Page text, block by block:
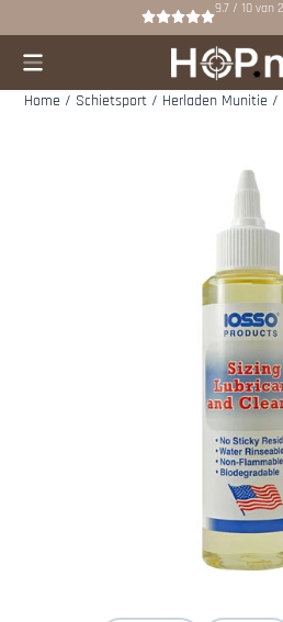
Cookievoorkeuren zijn beschikbaar.
9.7 / 10 van
Home / Schietsport / Herladen Munitie /